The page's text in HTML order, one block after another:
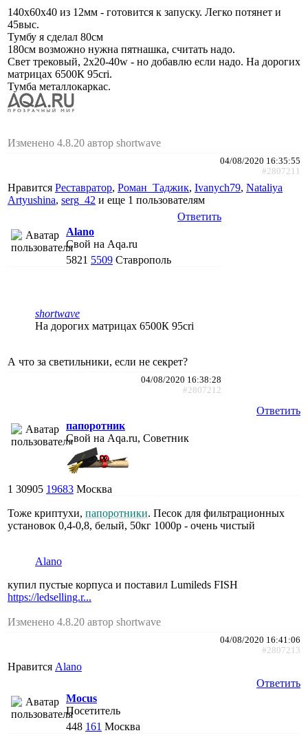
140х60х40 из 12мм - готовится к запуску. Легко потянет и
45выс.
Тумбу я сделал 80см
180см возможно нужна пятнашка, считать надо.
Свет трековый, 2х20-40w - но добавлю если надо. На дорогих
матрицах 6500К 95cri.
Тумба металлокаркас.
Изменено 4.8.20 автор shortwave
04/08/2020 16:35:55
#2807211
Нравится Реставратор, Роман_Таджик, Ivanych79, Nataliya
Artyushina, serg_42 и еще 1 пользователям
Ответить
Alano
Свой на Aqa.ru
5821 5509 Ставрополь
shortwave
На дорогих матрицах 6500К 95cri
А что за светильники, если не секрет?
04/08/2020 16:38:28
#2807212
Ответить
папоротник
Свой на Aqa.ru, Советник
1 30905 19683 Москва
Тоже криптухи, папоротники. Песок для фильтрационных
установок 0,4-0,8, белый, 50кг 1000р - очень чистый
Alano
купил пустые корпуса и поставил Lumileds FISH
https://ledselling.r...
Изменено 4.8.20 автор shortwave
04/08/2020 16:41:06
#2807213
Нравится Alano
Ответить
Mocus
Посетитель
448 161 Москва